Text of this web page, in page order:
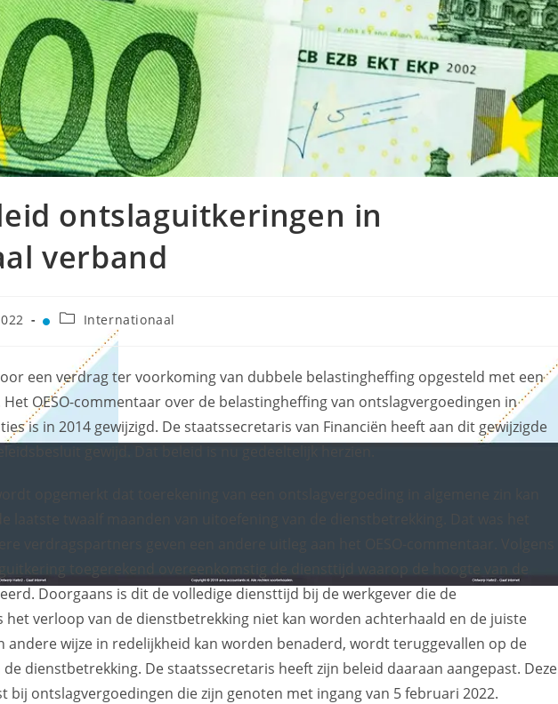
ontslaguitkeringen in
verband
Internationaal
een verdrag ter voorkoming van dubbele belastingheffing opgesteld met een
OESO-commentaar over de belastingheffing van ontslagvergoedingen in
is in 2014 gewijzigd. De staatssecretaris van Financiën heeft aan dit gewijzigde
gewijd. Dat beleid is nu gedeeltelijk herzien.
Doorgaans is dit de volledige diensttijd bij de werkgever die de
het verloop van de dienstbetrekking niet kan worden achterhaald en de juiste
andere wijze in redelijkheid kan worden benaderd, wordt teruggevallen op de
dienstbetrekking. De staatssecretaris heeft zijn beleid daaraan aangepast. Deze
bij ontslagvergoedingen die zijn genoten met ingang van 5 februari 2022.